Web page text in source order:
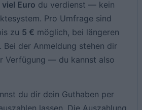
viel Euro du verdienst — kein
Pro Umfrage sind
zu 5 € möglich, bei längeren
Bei der Anmeldung stehen dir
Verfügung — du kannst also
du dir dein Guthaben per